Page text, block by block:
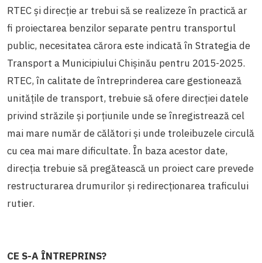
RTEC și direcție ar trebui să se realizeze în practică ar
fi proiectarea benzilor separate pentru transportul
public, necesitatea cărora este indicată în Strategia de
Transport a Municipiului Chișinău pentru 2015-2025.
RTEC, în calitate de întreprinderea care gestionează
unitățile de transport, trebuie să ofere direcției datele
privind străzile și porțiunile unde se înregistrează cel
mai mare număr de călători și unde troleibuzele circulă
cu cea mai mare dificultate. În baza acestor date,
direcția trebuie să pregătească un proiect care prevede
restructurarea drumurilor și redirecționarea traficului
rutier.
CE S-A ÎNTREPRINS?